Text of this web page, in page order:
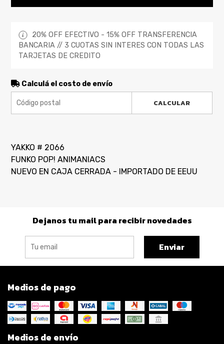
20% OFF EFECTIVO - 15% OFF TRANSFERENCIA
BANCARIA // 3 CUOTAS SIN INTERES CON TODAS LAS
TARJETAS DE CREDITO
Calculá el costo de envío
CALCULAR
YAKKO # 2066
FUNKO POP! ANIMANIACS
NUEVO EN CAJA CERRADA - IMPORTADO DE EEUU
Dejanos tu mail para recibir novedades
Enviar
Medios de pago
Medios de envío